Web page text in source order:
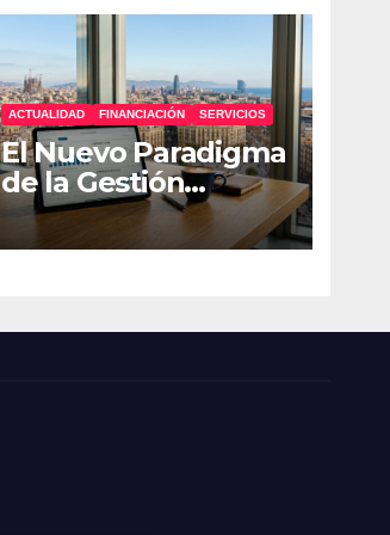
ACTUALIDAD FINANCIACIÓN SERVICIOS
El Nuevo Paradigma
de la Gestión
Financiera:
Estrategias de